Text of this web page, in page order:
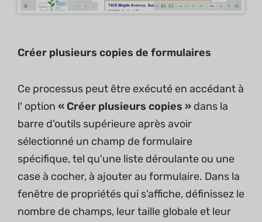
Créer plusieurs copies de formulaires
Ce processus peut être exécuté en accédant à
l' option « Créer plusieurs copies » dans la
barre d'outils supérieure après avoir
sélectionné un champ de formulaire
spécifique, tel qu'une liste déroulante ou une
case à cocher, à ajouter au formulaire. Dans la
fenêtre de propriétés qui s'affiche, définissez le
nombre de champs, leur taille globale et leur